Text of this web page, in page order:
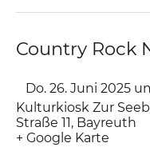
Country Rock
Do. 26. Juni 2025
Kulturkiosk Zur
Straße 11 Bayreuth
+ Google Karte